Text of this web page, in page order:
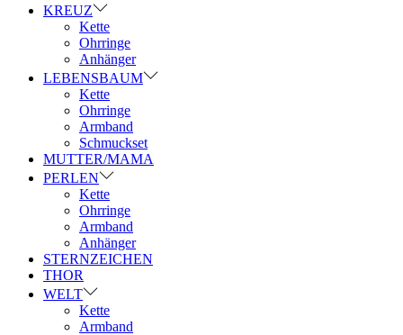
KREUZ
Kette
Ohrringe
Anhänger
LEBENSBAUM
Kette
Ohrringe
Armband
Schmuckset
MUTTER/MAMA
PERLEN
Kette
Ohrringe
Armband
Anhänger
STERNZEICHEN
THOR
WELT
Kette
Armband